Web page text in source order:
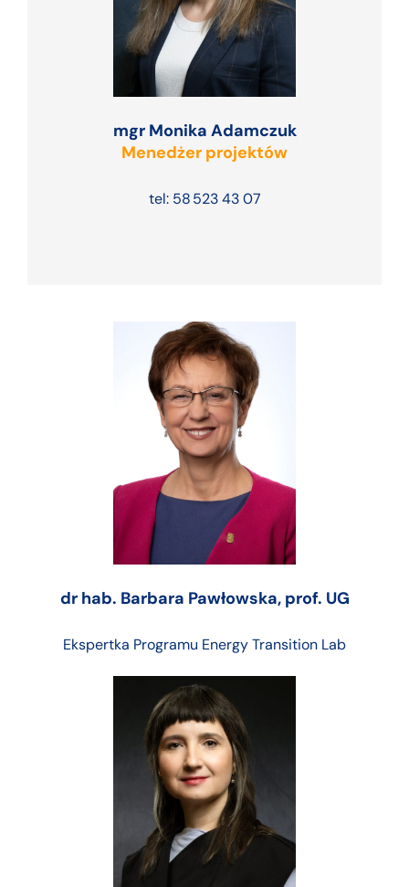
mgr Monika Adamczuk
Menedżer projektów
tel: 58 523 43 07
dr hab. Barbara Pawłowska, prof. UG
Ekspertka Programu Energy Transition Lab